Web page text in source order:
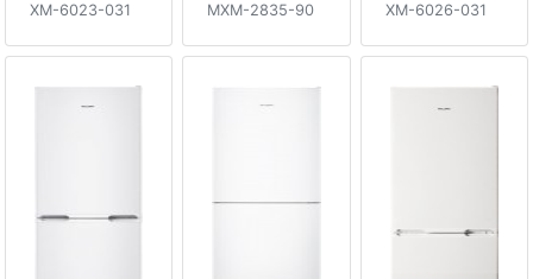
XM-6023-031 MXM-2835-90 XM-6026-031